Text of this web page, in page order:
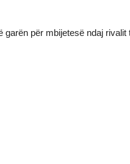
për mbijetesë ndaj rivalit